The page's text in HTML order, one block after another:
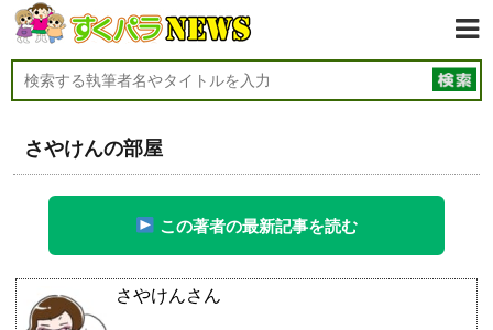
さやけんの部屋
この著者の最新記事を読む
さやけんさん